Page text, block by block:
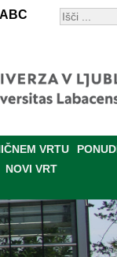
ABC
VRTU
NOVI VRT